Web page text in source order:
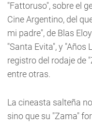
"Fattoruso", sobre el
Cine Argentino, del
mi padre", de Blas
"Santa Evita", y "Años
registro del rodaje de
entre otras.
La cineasta salteña
sino que su "Zama"